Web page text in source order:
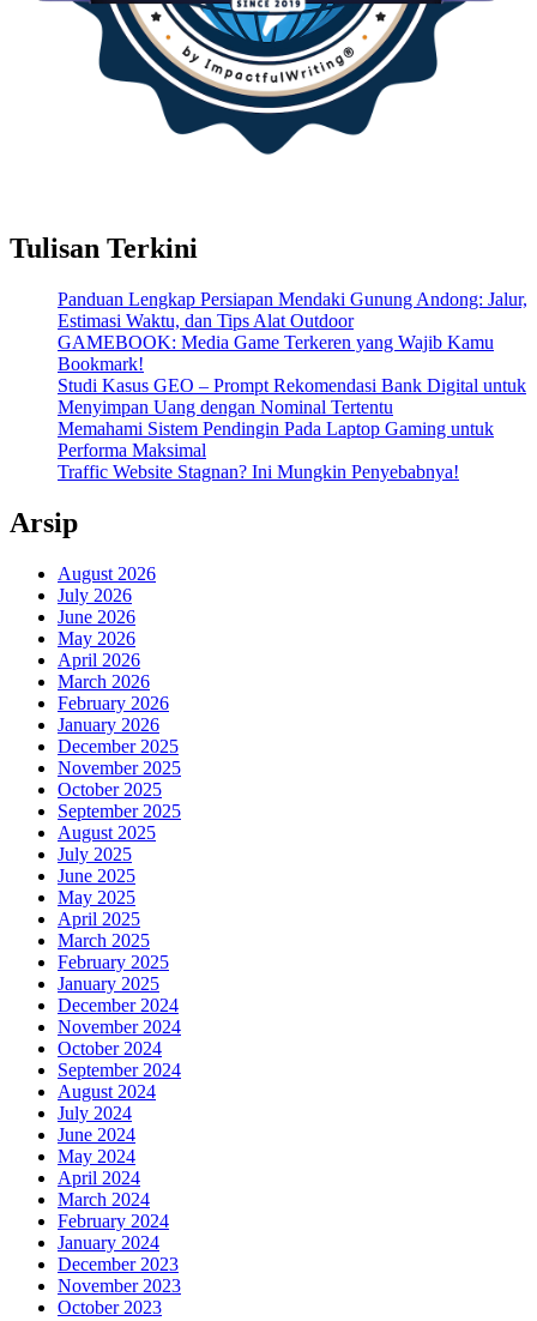
Tulisan Terkini
Panduan Lengkap Persiapan Mendaki Gunung Andong: Jalur,
Estimasi Waktu, dan Tips Alat Outdoor
GAMEBOOK: Media Game Terkeren yang Wajib Kamu
Bookmark!
Studi Kasus GEO – Prompt Rekomendasi Bank Digital untuk
Menyimpan Uang dengan Nominal Tertentu
Memahami Sistem Pendingin Pada Laptop Gaming untuk
Performa Maksimal
Traffic Website Stagnan? Ini Mungkin Penyebabnya!
Arsip
August 2026
July 2026
June 2026
May 2026
April 2026
March 2026
February 2026
January 2026
December 2025
November 2025
October 2025
September 2025
August 2025
July 2025
June 2025
May 2025
April 2025
March 2025
February 2025
January 2025
December 2024
November 2024
October 2024
September 2024
August 2024
July 2024
June 2024
May 2024
April 2024
March 2024
February 2024
January 2024
December 2023
November 2023
October 2023